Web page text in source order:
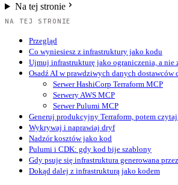
Na tej stronie
NA TEJ STRONIE
Przegląd
Co wyniesiesz z infrastruktury jako kodu
Ujmuj infrastrukturę jako ograniczenia, a nie
Osadź AI w prawdziwych danych dostawców
Serwer HashiCorp Terraform MCP
Serwery AWS MCP
Serwer Pulumi MCP
Generuj produkcyjny Terraform, potem
Wykrywaj i naprawiaj dryf
Nadzór kosztów jako kod
Pulumi i CDK: gdy kod bije szablony
Gdy psuje się infrastruktura generowana
Dokąd dalej z infrastrukturą jako kodem